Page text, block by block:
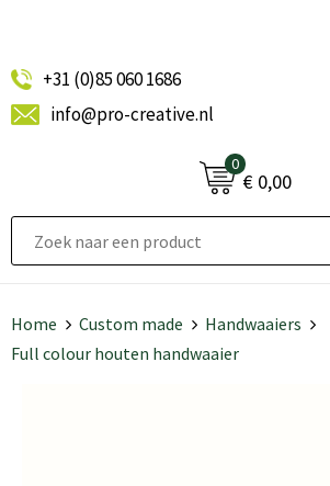
+31 (0)85 060 1686
info@pro-creative.nl
0
€ 0,00
Home Custom made
Handwaaiers
Full colour houten handwaaier